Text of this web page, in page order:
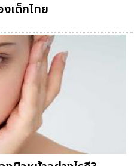
เด็กไทย